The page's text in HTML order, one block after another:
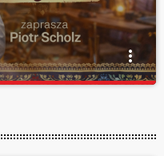
more_vert
gwiazdami, konkursy i